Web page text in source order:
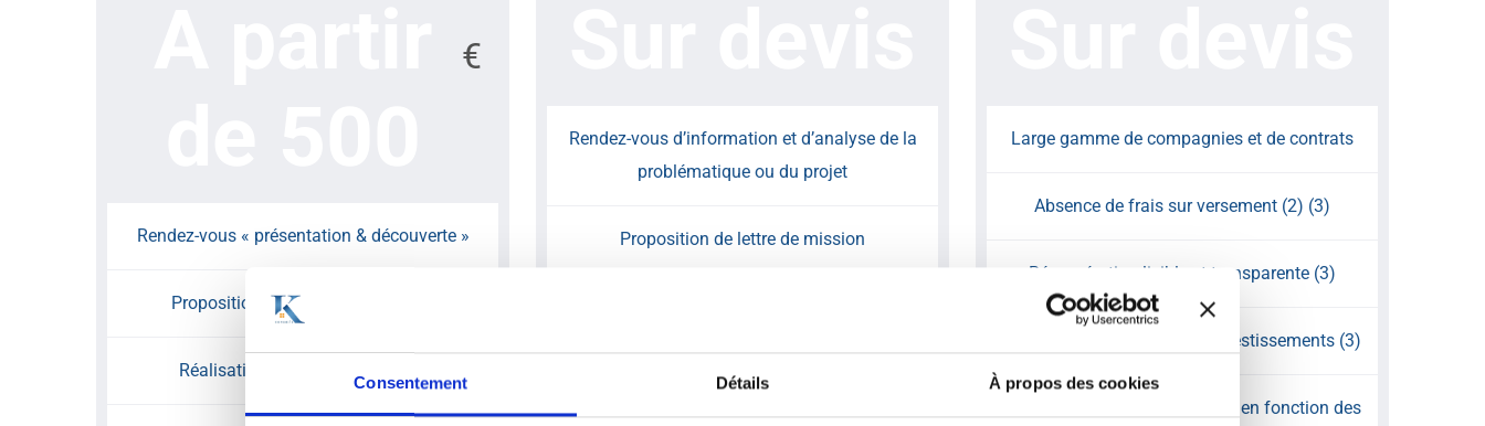
Consentement Détails À propos des cookies
€
Rendez-vous « présentation & découverte »
Proposition de la lettre de mission
Réalisation du bilan patrimonial
Rendez-vous d’information et d’analyse de la
problématique ou du projet
Proposition de lettre de mission
Rendez-vous de présentation du rapport écrit
Large gamme de compagnies et de contrats
Absence de frais sur versement (2) (3)
Rémunération lisible et transparente (3)
Large choix de supports d’investissements (3)
Gestion conseillée sur mesure en fonction des